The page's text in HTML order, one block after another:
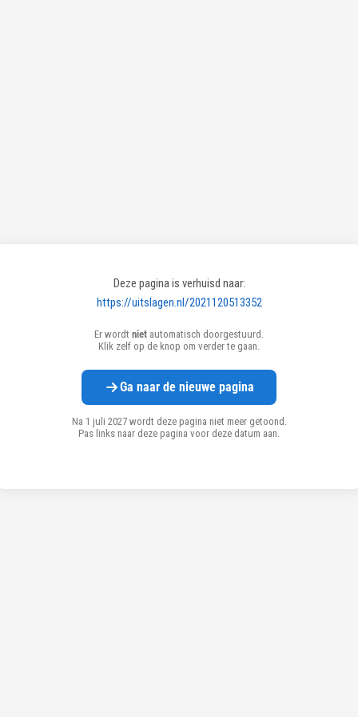
Deze pagina is verhuisd naar:
https://uitslagen.nl/2021120513352
Er wordt niet automatisch doorgestuurd.
Klik zelf op de knop om verder te gaan.
Ga naar de nieuwe pagina
Na 1 juli 2027 wordt deze pagina niet meer getoond.
Pas links naar deze pagina voor deze datum aan.